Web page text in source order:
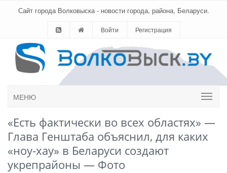
Сайт города Волковыска - новости города, района, Беларуси.
Войти Регистрация
МЕНЮ
«Есть фактически во всех областях» —
Глава Генштаба объяснил, для каких
«ноу-хау» в Беларуси создают
укрепрайоны — Фото